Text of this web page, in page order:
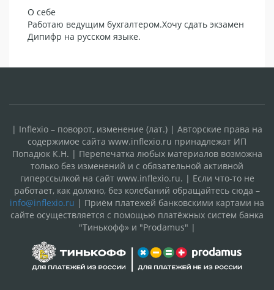
О себе
Работаю ведущим бухгалтером.Хочу сдать экзамен
Дипифр на русском языке.
| Inflexio – поворот, изменение (лат.) | Авторские права на
содержимое сайта www.inflexio.ru принадлежат ИП
Попадюк К.Н. | Перепечатка любых материалов возможна
только без изменений и с обязательной активной
гиперссылкой на сайт www.inflexio.ru. | Если что-то не
работает, как должно, без колебаний обращайтесь сюда –
info@inflexio.ru | Приём платежей банковскими картами на
сайте осуществляется с помощью платёжных систем банка
"Тинькофф» и "Prodamus" |